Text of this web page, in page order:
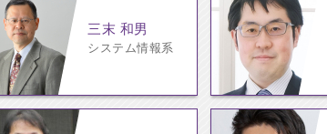
三末 和男
システム情報系